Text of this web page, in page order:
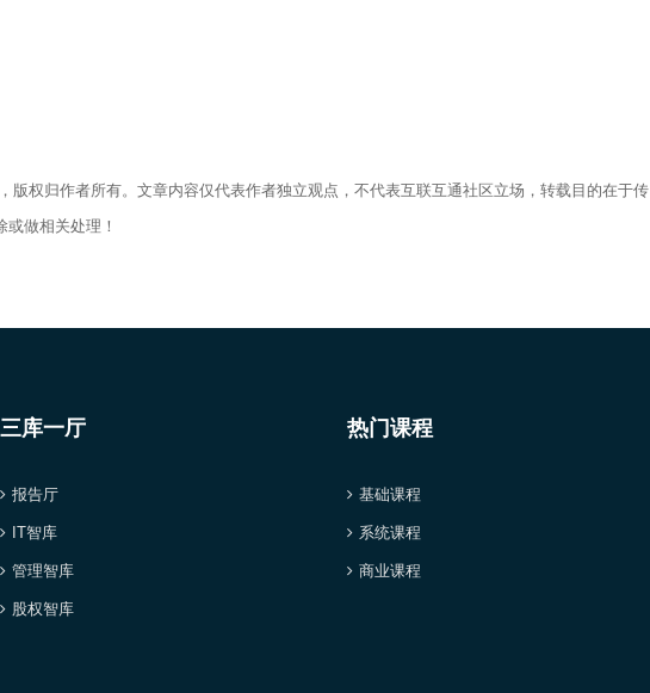
版权归作者所有。文章内容仅代表作者独立观点，不代表互联互通社区立场，转载目的在于传
做相关处理！
三库一厅
报告厅
IT智库
管理智库
股权智库
热门课程
基础课程
系统课程
商业课程